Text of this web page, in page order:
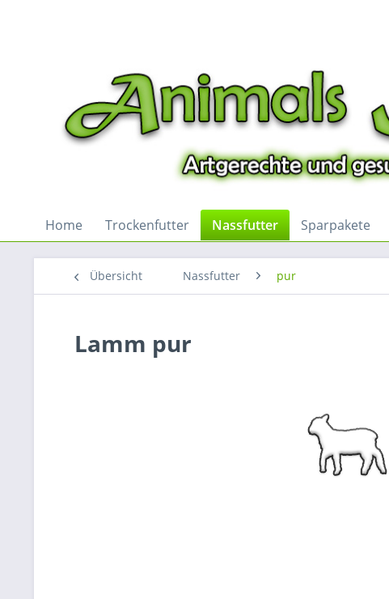
Home Trockenfutter Nassfutter Sparpakete
Übersicht Nassfutter pur
Lamm pur